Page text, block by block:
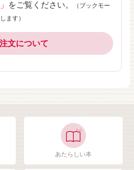
をご覧ください。
（ブックモー
ます）
文について
あたらしい本